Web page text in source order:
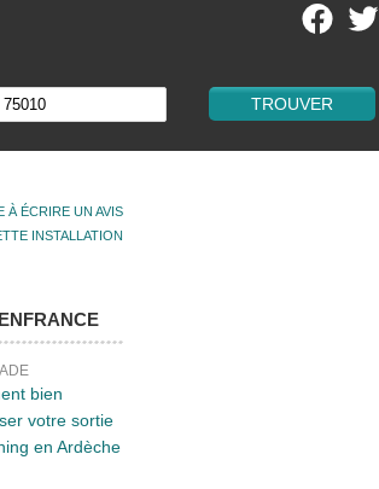
À ÉCRIRE UN AVIS
INSTALLATION
bien
votre sortie
en Ardèche